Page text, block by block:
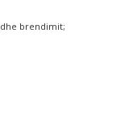
brendimit;